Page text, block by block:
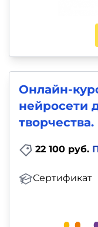
Онлайн-
нейросети
творчества.
22 100 руб.
Сертификат